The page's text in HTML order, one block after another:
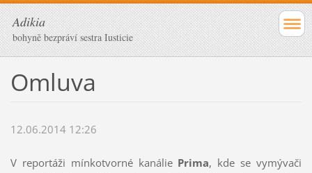
Adikia
bohyně bezpráví sestra Iusticie
Omluva
12.06.2014 12:26
V reportáži mínkotvorné kanálie Prima, kde se vymývači